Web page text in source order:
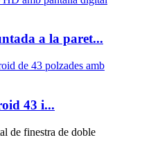
a la paret...
43 i...